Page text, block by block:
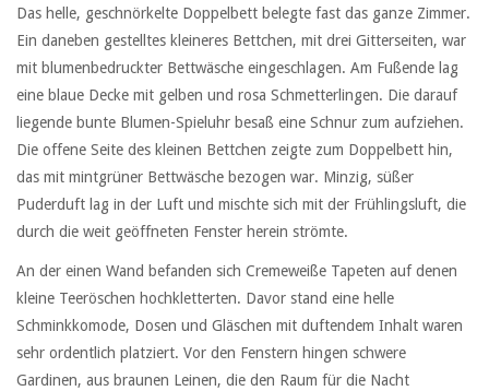
Das helle, geschnörkelte Doppelbett belegte fast das ganze Zimmer.
Ein daneben gestelltes kleineres Bettchen, mit drei Gitterseiten, war
mit blumenbedruckter Bettwäsche eingeschlagen. Am Fußende lag
eine blaue Decke mit gelben und rosa Schmetterlingen. Die darauf
liegende bunte Blumen-Spieluhr besaß eine Schnur zum aufziehen.
Die offene Seite des kleinen Bettchen zeigte zum Doppelbett hin,
das mit mintgrüner Bettwäsche bezogen war. Minzig, süßer
Puderduft lag in der Luft und mischte sich mit der Frühlingsluft, die
durch die weit geöffneten Fenster herein strömte.
An der einen Wand befanden sich Cremeweiße Tapeten auf denen
kleine Teeröschen hochkletterten. Davor stand eine helle
Schminkkomode, Dosen und Gläschen mit duftendem Inhalt waren
sehr ordentlich platziert. Vor den Fenstern hingen schwere
Gardinen, aus braunen Leinen, die den Raum für die Nacht